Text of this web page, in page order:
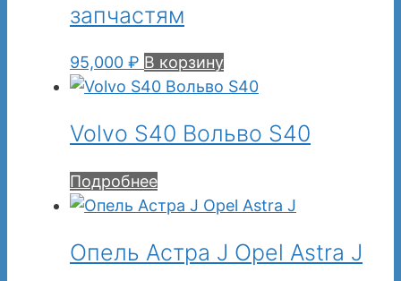
запчастям
95,000 ₽ В корзину
Volvo S40 Вольво S40
Подробнее
Опель Астра J Opel Astra J